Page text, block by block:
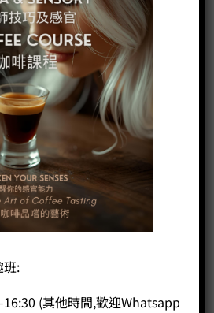
班:
(其他時間,歡迎Whatsapp